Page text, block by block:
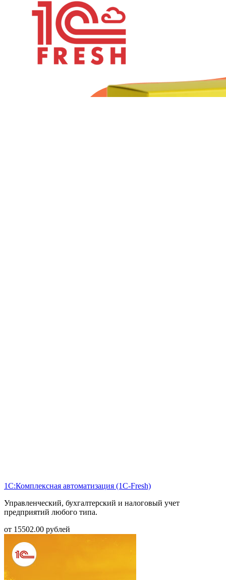
1С:Комплексная автоматизация (1С-Fresh)
Управленческий, бухгалтерский и налоговый учет
предприятий любого типа.
от 15502.00 рублей